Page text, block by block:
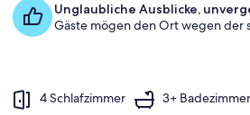
Unglaubliche Ausblicke,
Gäste mögen den Ort wegen der
4 Schlafzimmer 3+ Badezimmer